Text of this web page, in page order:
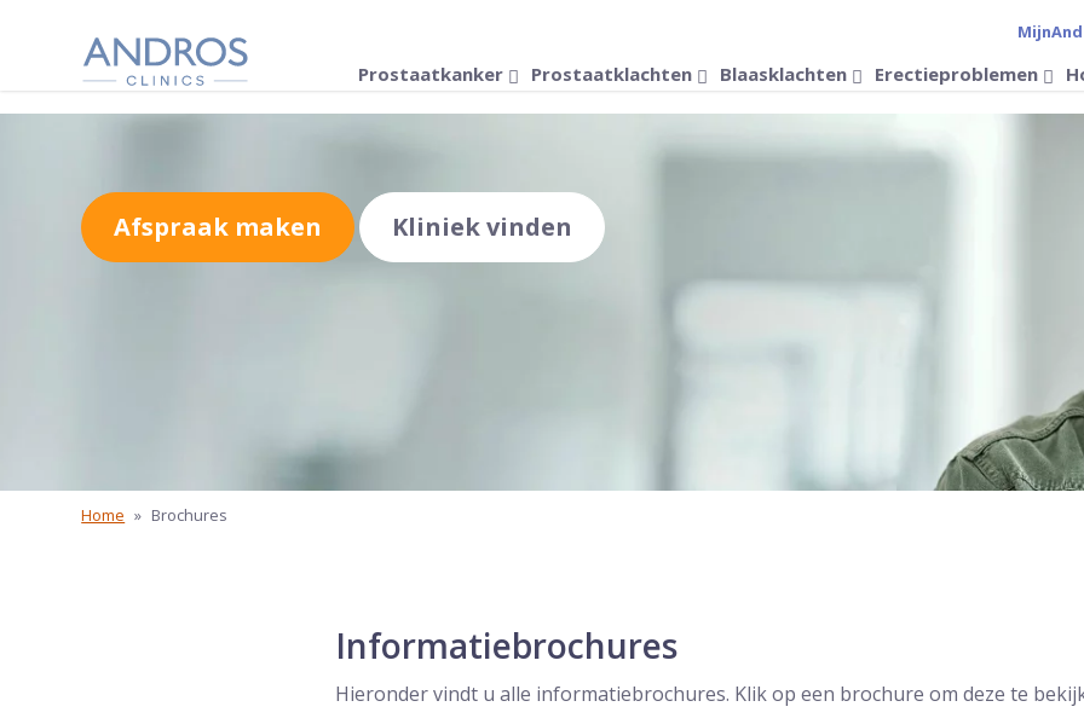
Prostaatkanker Prostaatklachten Blaasklachten Erectieproblemen
Afspraak maken Kliniek vinden
Home » Brochures
Informatiebrochures
Hieronder vindt u alle informatiebrochures. Klik op een brochure om deze te